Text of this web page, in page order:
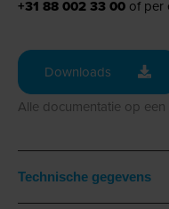
+31 88 002 33 00 of per
Downloads
Alle documentatie op een
Technische gegevens